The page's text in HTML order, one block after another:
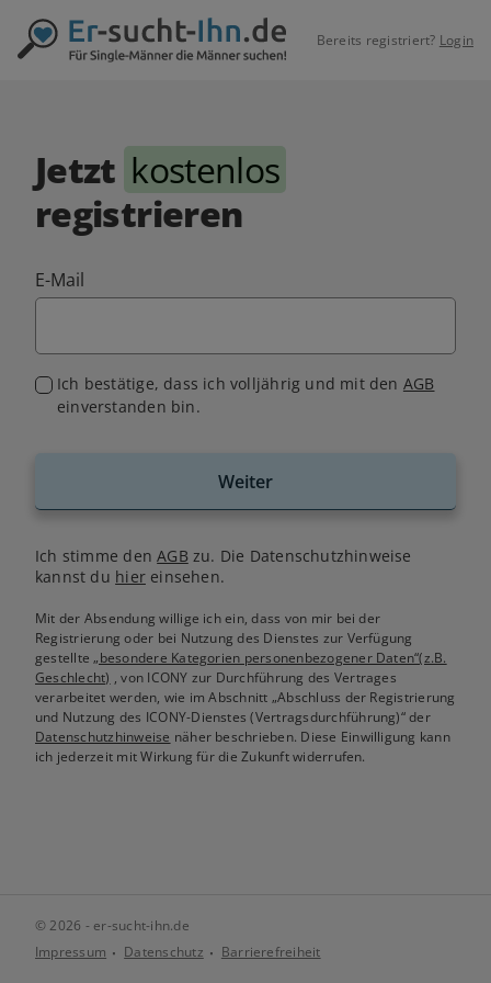
Bereits registriert? Login
Jetzt kostenlos
registrieren
E-Mail
Ich bestätige, dass ich volljährig und mit den AGB
einverstanden bin.
Weiter
Ich stimme denAGB zu. Die Datenschutzhinweise
kannst du hiereinsehen.
Mit der Absendung willige ich ein, dass von mir bei der
Registrierung oder bei Nutzung des Dienstes zur Verfügung
gestellte„besondere Kategorien personenbezogener Daten“(z.B.
Geschlecht) , von ICONY zur Durchführung des Vertrages
verarbeitet werden, wie im Abschnitt „Abschluss der Registrierung
und Nutzung des ICONY-Dienstes (Vertragsdurchführung)“ der
Datenschutzhinweise näher beschrieben. Diese Einwilligung kann
ich jederzeit mit Wirkung für die Zukunft widerrufen.
© 2026 - er-sucht-ihn.de
Impressum
Datenschutz Barrierefreiheit